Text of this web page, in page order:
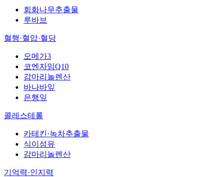
회화나무추출물
루바브
혈행·혈압·혈당
오메가3
코엔자임Q10
감마리놀렌산
바나바잎
은행잎
콜레스테롤
카테킨·녹차추출물
식이섬유
감마리놀렌산
기억력·인지력